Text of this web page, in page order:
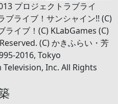
プロジェクトラブライ
ブライブ！サンシャイン!! (C)
ライブ！(C) KLabGames (C)
(C) かきふらい・芳
2016, Tokyo
Inc. All Rights